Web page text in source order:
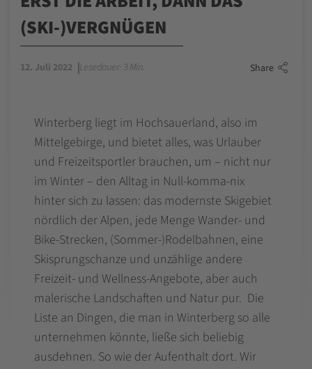
(SKI-)VERGNÜGEN
12. Juli 2022 Lesedauer: 3 Min. Share
Winterberg liegt im Hochsauerland, also im
Mittelgebirge, und bietet alles, was Urlauber
und Freizeitsportler brauchen, um – nicht nur
im Winter – den Alltag in Null-komma-nix
hinter sich zu lassen: das modernste Skigebiet
nördlich der Alpen, jede Menge Wander- und
Bike-Strecken, (Sommer-)Rodelbahnen, eine
Skisprungschanze und unzählige andere
Freizeit- und Wellness-Angebote, aber auch
malerische Landschaften und Natur pur. Die
Liste an Dingen, die man in Winterberg so alle
unternehmen könnte, ließe sich beliebig
ausdehnen. So wie der Aufenthalt dort. Wir